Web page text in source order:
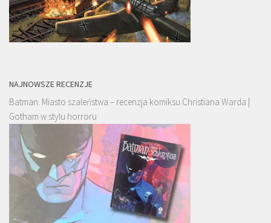
NAJNOWSZE RECENZJE
Batman. Miasto szaleństwa – recenzja komiksu Christiana Warda |
Gotham w stylu horroru